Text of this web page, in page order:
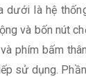
dưới là hệ
và bốn nút
phím bấm
sử dụng.